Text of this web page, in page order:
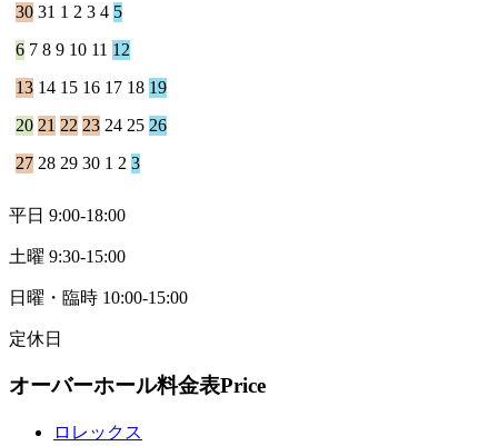
30 31 1 2 3 4 5
6 7 8 9 10 11 12
13 14 15 16 17 18 19
20 21 22 23 24 25 26
27 28 29 30 1 2 3
平日 9:00-18:00
土曜 9:30-15:00
日曜・臨時 10:00-15:00
定休日
オーバーホール料金表Price
ロレックス